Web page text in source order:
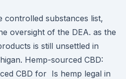
controlled substances list,
oversight of the DEA. as the
is still unsettled in
Hemp-sourced CBD:
CBD for Is hemp legal in